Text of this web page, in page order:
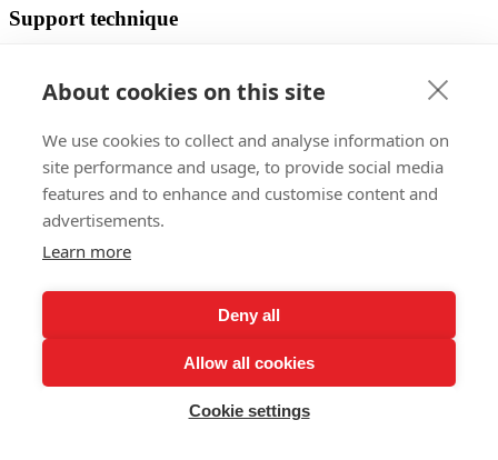
Support technique
Coût de l'opération
Des manuels
Fichiers à télécharger
Les certificats
Vidéo du processus d'assemblage
Vente
Invitation au l'exposition
Enregistrement garantie à vie …
Politique de confidentialité
Abonnez-vous à la newsletter
About cookies on this site
We use cookies to collect and analyse information on
site performance and usage, to provide social media
features and to enhance and customise content and
advertisements.
Learn more
Deny all
Allow all cookies
Cookie settings